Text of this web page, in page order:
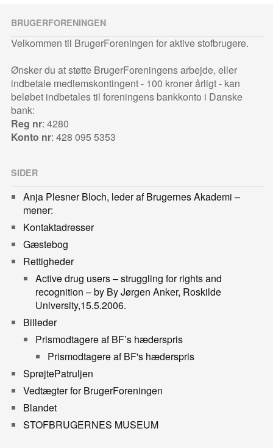
BRUGERFORENINGEN
Velkommen til BrugerForeningen for aktive stofbrugere.
Ønsker du at støtte BrugerForeningens arbejde, eller
indbetale medlemskontingent - 100 kroner årligt - kan
beløbet indbetales til foreningens bankkonto i Danske
bank:
Reg nr: 4280
Konto nr: 428 095 5353
SIDER
Anja Plesner Bloch, leder af Brugernes Akademi –
mener:
Kontaktadresser
Gæstebog
Rettigheder
Active drug users – struggling for rights and
recognition – by By Jørgen Anker, Roskilde
University,15.5.2006.
Billeder
Prismodtagere af BF’s hæderspris
Prismodtagere af BF's hæderspris
SprøjtePatruljen
Vedtægter for BrugerForeningen
Blandet
STOFBRUGERNES MUSEUM